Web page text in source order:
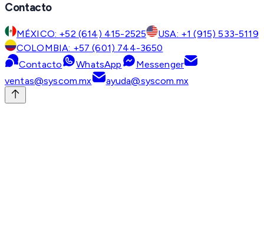
Contacto
MÉXICO: +52 (614) 415-2525
USA: +1 (915) 533-5119
COLOMBIA: +57 (601) 744-3650
Contacto
WhatsApp
Messenger
ventas@syscom.mx
ayuda@syscom.mx